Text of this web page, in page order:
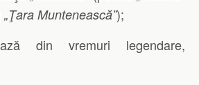
„Ţara Muntenească”);
din vremuri legendare,